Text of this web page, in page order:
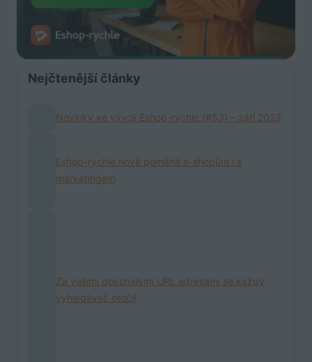
Nejčtenější články
Novinky ve vývoji Eshop-rychle (#53) – září 2023
Eshop-rychle nově pomáhá e-shopům i s
marketingem
Za vašimi dokonalými URL adresami se každý
vyhledávač otočí!